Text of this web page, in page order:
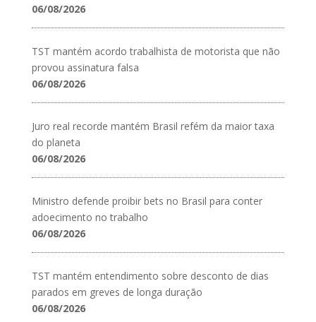
06/08/2026
TST mantém acordo trabalhista de motorista que não
provou assinatura falsa
06/08/2026
Juro real recorde mantém Brasil refém da maior taxa
do planeta
06/08/2026
Ministro defende proibir bets no Brasil para conter
adoecimento no trabalho
06/08/2026
TST mantém entendimento sobre desconto de dias
parados em greves de longa duração
06/08/2026